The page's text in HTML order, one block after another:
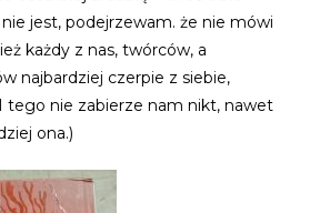
jest, podejrzewam. że nie mówi
każdy z nas, twórców, a
najbardziej czerpie z siebie,
tego nie zabierze nam nikt, nawet
ona.)